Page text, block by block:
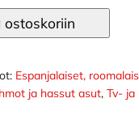
ostoskoriin
Espanjalaiset,
ja hassut asut,Tv- ja